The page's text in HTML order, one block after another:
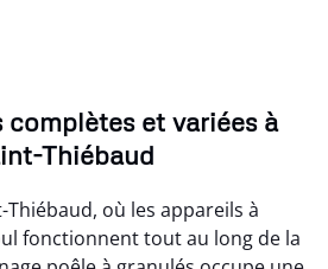
et variées à
Thiébaud
Thiébaud, où les appareils à
fonctionnent tout au long de la